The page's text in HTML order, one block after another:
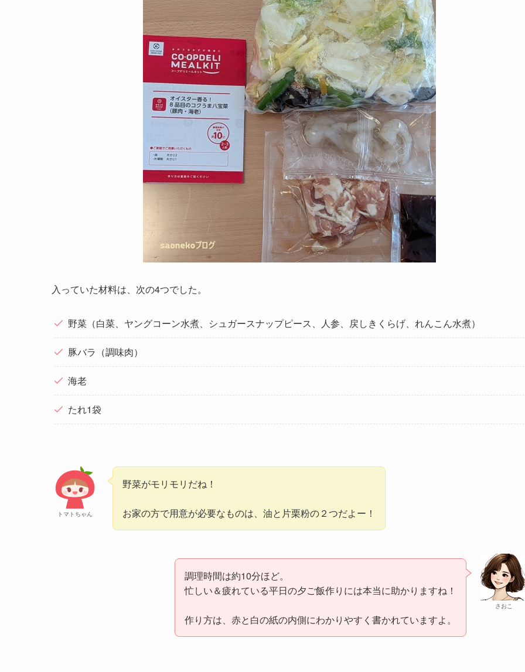
入っていた材料は、次の4つでした。
野菜（白菜、ヤングコーン水煮、シュガースナップピース、人参、戻しきくらげ、れんこん水煮）
豚バラ（調味肉）
海老
たれ1袋
トマトちゃん
野菜がモリモリだね！
お家の方で用意が必要なものは、油と片栗粉の２つだよー！
さおこ
調理時間は約10分ほど。
忙しい＆疲れている平日の夕ご飯作りには本当に助かりますね！
作り方は、赤と白の紙の内側にわかりやすく書かれていますよ。